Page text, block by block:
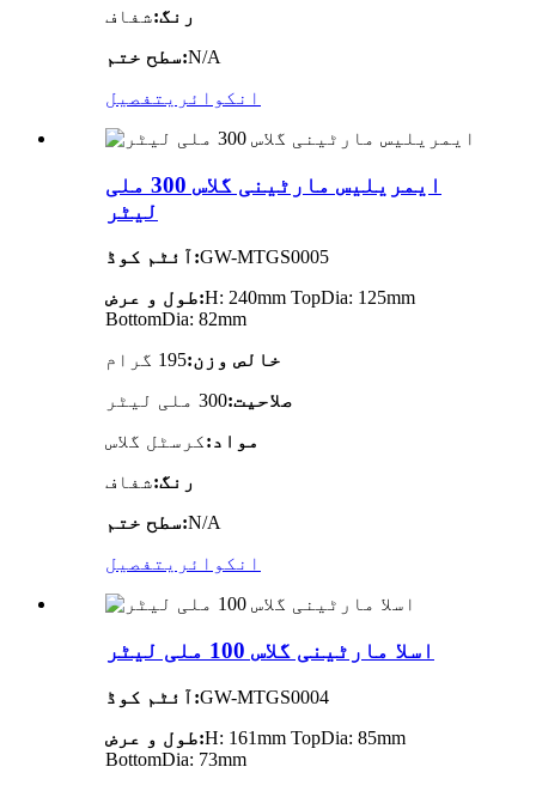
رنگ:شفاف
سطح ختم:N/A
انکوائری تفصیل
ایمریلیس مارٹینی گلاس 300 ملی
لیٹر
آئٹم کوڈ:GW-MTGS0005
طول و عرض:H: 240mm TopDia: 125mm
BottomDia: 82mm
خالص وزن:195 گرام
صلاحیت:300 ملی لیٹر
مواد:کرسٹل گلاس
رنگ:شفاف
سطح ختم:N/A
انکوائریتفصیل
اسلا مارٹینی گلاس 100 ملی لیٹر
آئٹم کوڈ:GW-MTGS0004
طول و عرض:H: 161mm TopDia: 85mm
BottomDia: 73mm